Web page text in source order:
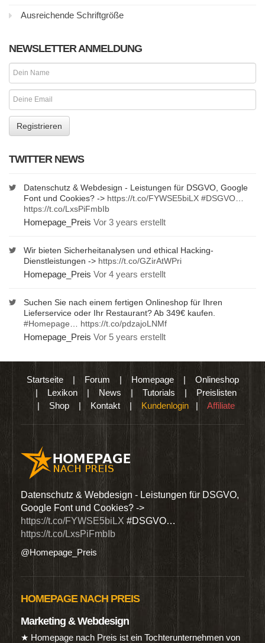
Ausreichende Schriftgröße
NEWSLETTER ANMELDUNG
TWITTER NEWS
Datenschutz & Webdesign - Leistungen für DSGVO, Google
Font und Cookies? -> https://t.co/FYWSE5biLX #DSGVO
https://t.co/LxsPiFmbIb
Homepage_Preis Vor 3 years erstellt
Wir bieten Sicherheitanalysen und ethical Hacking-
Dienstleistungen -> https://t.co/GZirAtWPri
Homepage_Preis Vor 4 years erstellt
Suchen Sie nach einem fertigen Onlineshop für Ihren
Lieferservice oder Ihr Restaurant? Ab 349€ kaufen.
#Homepage
https://t.co/pdzajoLNMf
Homepage_Preis Vor 5 years erstellt
Startseite| Forum | Homepage| Onlineshop
| Lexikon | News | Tutorials | Preislisten
| Shop | Kontakt | Kundenlogin | Affiliate
Datenschutz & Webdesign - Leistungen für DSGVO,
Google Font und Cookies? ->
https://t.co/FYWSE5biLX #DSGVO…
https://t.co/LxsPiFmbIb
@Homepage_Preis
HOMEPAGE NACH PREIS
Marketing & Webdesign
★ Homepage nach Preis ist ein Tochterunternehmen von